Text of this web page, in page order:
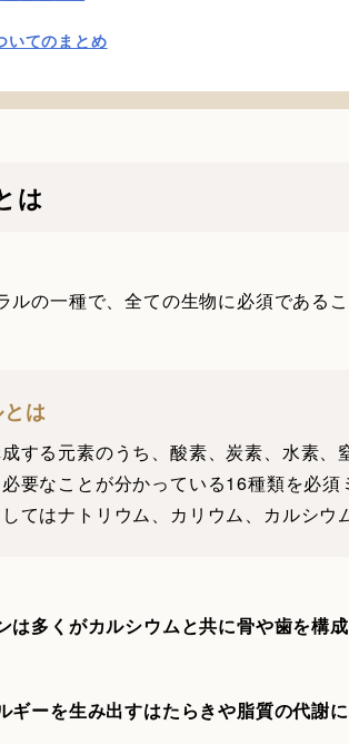
いてのまとめ
は
ルの一種で、全ての生物に必須である
は
する元素のうち、酸素、炭素、水素
要なことが分かっている16種類を必
てはナトリウム、カリウム、カルシウ
は多くがカルシウムと共に骨や歯を構
ギーを生み出すはたらきや脂質の代謝